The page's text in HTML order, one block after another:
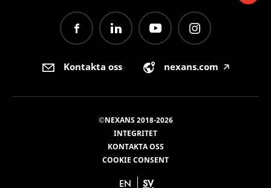
Kontakta oss nexans.com 🡥
©NEXANS 2018-2026
INTEGRITET
KONTAKTA OSS
COOKIE CONSENT
EN SV